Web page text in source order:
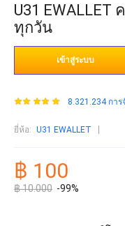
U31
ทุกวัน
เข้าสู่ระบบ
8.321.234 กา
ยี่ห้อ: U31 EWALLET
฿ 100
฿ 10.000 -99%